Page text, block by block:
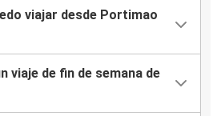
viajar desde Portimao
viaje de fin de semana de